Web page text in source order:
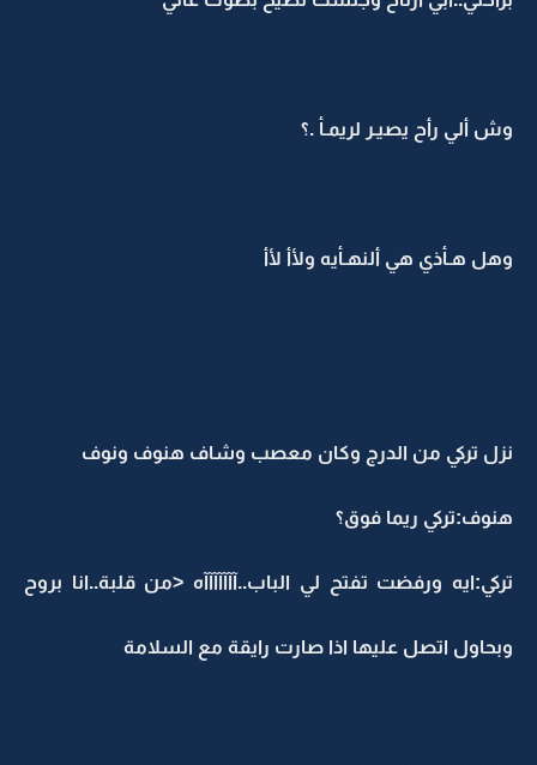
وش ألي رأح يصيـر لريمـأ .؟
وهل هـأذي هي ألنهـأيه ولأأ لأأ
نزل تركي من الدرج وكان معصب وشاف هنوف ونوف
هنوف:تركي ريما فوق؟
تركي:ايه ورفضت تفتح لي الباب..آآآآآآآه <من قلبة..انا بروح
وبحاول اتصل عليها اذا صارت رايقة مع السلامة